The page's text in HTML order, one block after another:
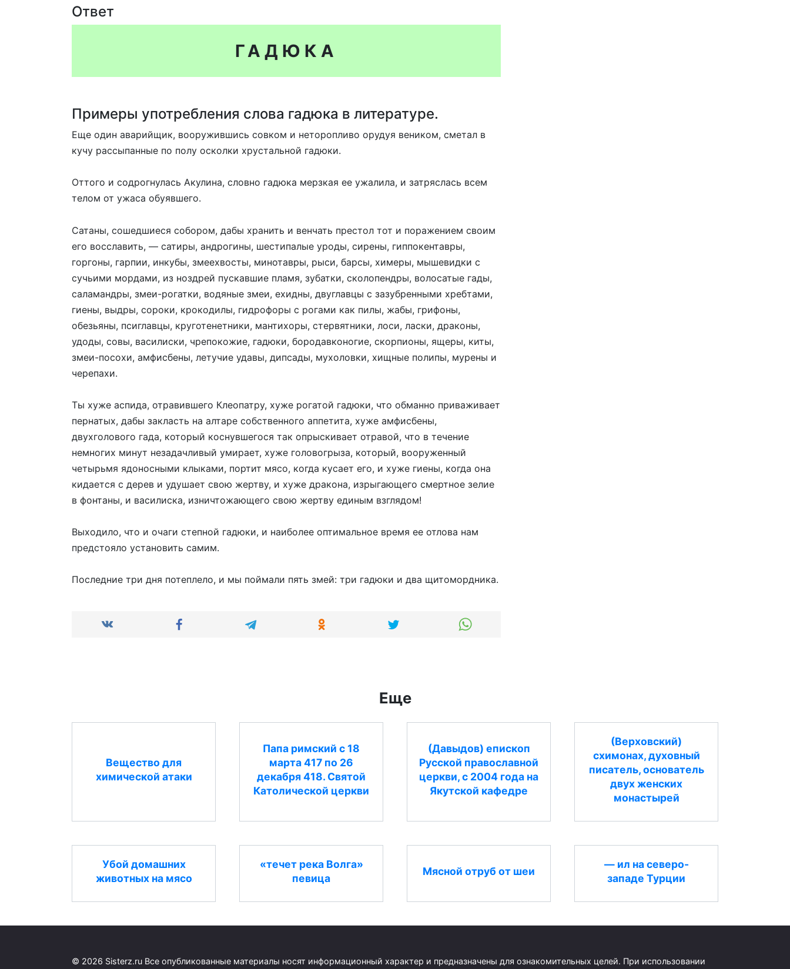
Ответ
ГАДЮКА
Примеры употребления слова гадюка в литературе.
Еще один аварийщик, вооружившись совком и неторопливо орудуя веником, сметал в
кучу рассыпанные по полу осколки хрустальной гадюки.
Оттого и содрогнулась Акулина, словно гадюка мерзкая ее ужалила, и затряслась всем
телом от ужаса обуявшего.
Сатаны, сошедшиеся собором, дабы хранить и венчать престол тот и поражением своим
его восславить, — сатиры, андрогины, шестипалые уроды, сирены, гиппокентавры,
горгоны, гарпии, инкубы, змеехвосты, минотавры, рыси, барсы, химеры, мышевидки с
сучьими мордами, из ноздрей пускавшие пламя, зубатки, сколопендры, волосатые гады,
саламандры, змеи-рогатки, водяные змеи, ехидны, двуглавцы с зазубренными хребтами,
гиены, выдры, сороки, крокодилы, гидрофоры с рогами как пилы, жабы, грифоны,
обезьяны, псиглавцы, круготенетники, мантихоры, стервятники, лоси, ласки, драконы,
удоды, совы, василиски, чрепокожие, гадюки, бородавконогие, скорпионы, ящеры, киты,
змеи-посохи, амфисбены, летучие удавы, дипсады, мухоловки, хищные полипы, мурены и
черепахи.
Ты хуже аспида, отравившего Клеопатру, хуже рогатой гадюки, что обманно приваживает
пернатых, дабы закласть на алтаре собственного аппетита, хуже амфисбены,
двухголового гада, который коснувшегося так опрыскивает отравой, что в течение
немногих минут незадачливый умирает, хуже головогрыза, который, вооруженный
четырьмя ядоносными клыками, портит мясо, когда кусает его, и хуже гиены, когда она
кидается с дерев и удушает свою жертву, и хуже дракона, изрыгающего смертное зелие
в фонтаны, и василиска, изничтожающего свою жертву единым взглядом!
Выходило, что и очаги степной гадюки, и наиболее оптимальное время ее отлова нам
предстояло установить самим.
Последние три дня потеплело, и мы поймали пять змей: три гадюки и два щитомордника.
Еще
Вещество для
химической атаки
Папа римский с 18
марта 417 по 26
декабря 418. Святой
Католической церкви
(Давыдов) епископ
Русской православной
церкви, с 2004 года на
Якутской кафедре
(Верховский)
схимонах, духовный
писатель, основатель
двух женских
монастырей
Убой домашних
животных на мясо
«течет река Волга»
певица
Мясной отруб от шеи
— ил на северо-
западе Турции
© 2026 Sisterz.ru Все опубликованные материалы носят информационный характер и предназначены для ознакомительных целей. При использовании